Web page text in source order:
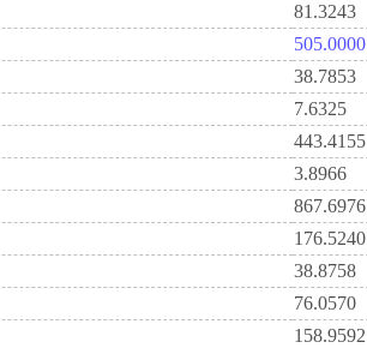
81.3243
505.0000
38.7853
7.6325
443.4155
3.8966
867.6976
176.5240
38.8758
76.0570
158.9592